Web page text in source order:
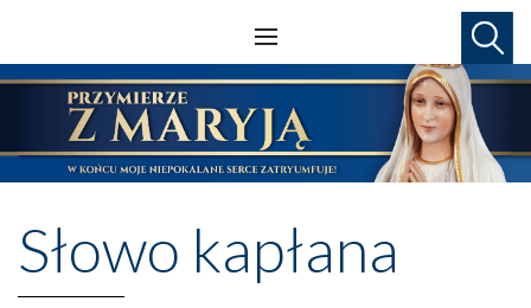
Słowo kapłana